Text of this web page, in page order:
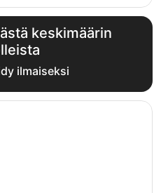
keskimäärin
ilmaiseksi
Hongyadong Branch)